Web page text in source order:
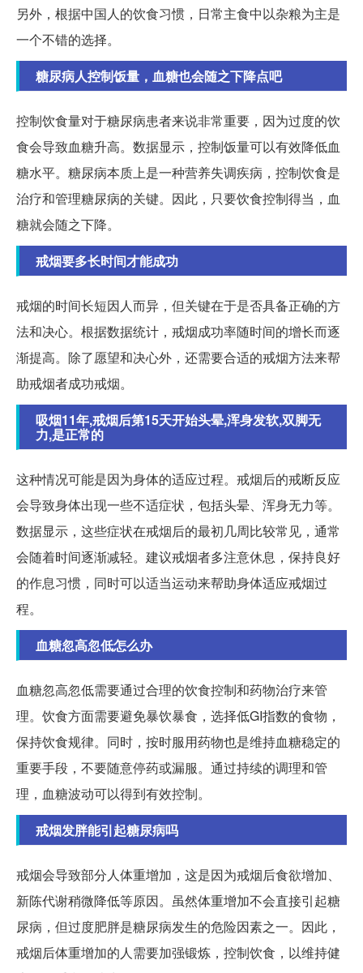
另外，根据中国人的饮食习惯，日常主食中以杂粮为主是
一个不错的选择。
糖尿病人控制饭量，血糖也会随之下降点吧
控制饮食量对于糖尿病患者来说非常重要，因为过度的饮
食会导致血糖升高。数据显示，控制饭量可以有效降低血
糖水平。糖尿病本质上是一种营养失调疾病，控制饮食是
治疗和管理糖尿病的关键。因此，只要饮食控制得当，血
糖就会随之下降。
戒烟要多长时间才能成功
戒烟的时间长短因人而异，但关键在于是否具备正确的方
法和决心。根据数据统计，戒烟成功率随时间的增长而逐
渐提高。除了愿望和决心外，还需要合适的戒烟方法来帮
助戒烟者成功戒烟。
吸烟11年,戒烟后第15天开始头晕,浑身发软,双脚无
力,是正常的
这种情况可能是因为身体的适应过程。戒烟后的戒断反应
会导致身体出现一些不适症状，包括头晕、浑身无力等。
数据显示，这些症状在戒烟后的最初几周比较常见，通常
会随着时间逐渐减轻。建议戒烟者多注意休息，保持良好
的作息习惯，同时可以适当运动来帮助身体适应戒烟过
程。
血糖忽高忽低怎么办
血糖忽高忽低需要通过合理的饮食控制和药物治疗来管
理。饮食方面需要避免暴饮暴食，选择低GI指数的食物，
保持饮食规律。同时，按时服用药物也是维持血糖稳定的
重要手段，不要随意停药或漏服。通过持续的调理和管
理，血糖波动可以得到有效控制。
戒烟发胖能引起糖尿病吗
戒烟会导致部分人体重增加，这是因为戒烟后食欲增加、
新陈代谢稍微降低等原因。虽然体重增加不会直接引起糖
尿病，但过度肥胖是糖尿病发生的危险因素之一。因此，
戒烟后体重增加的人需要加强锻炼，控制饮食，以维持健